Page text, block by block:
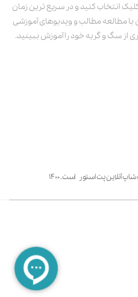
انتخاب کنید و در سریع ترین زمان
مطالعه مطالب و ویدیوهای آموزشی
از سگ و گربه خود را آموزش ببینید.
آنلاین پت استور است. ۱۴۰۰